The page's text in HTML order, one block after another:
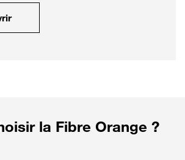
la Fibre Orange ?